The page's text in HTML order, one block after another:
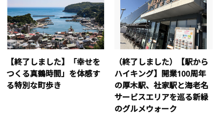
【終了しました】「幸せを
つくる真鶴時間」を体感す
る特別な町歩き
（終了しました）【駅から
ハイキング】開業100周年
の厚木駅、社家駅と海老名
サービスエリアを巡る新緑
のグルメウォーク